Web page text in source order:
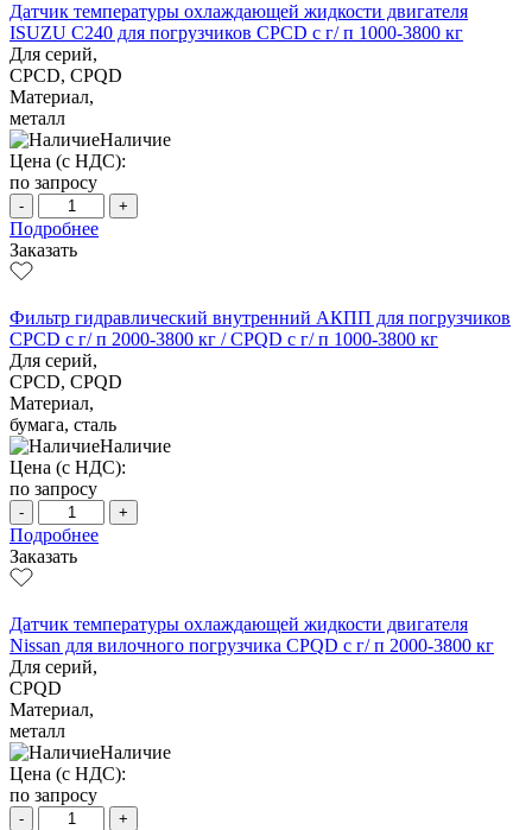
Датчик температуры охлаждающей жидкости двигателя
ISUZU C240 для погрузчиков CPCD с г/ п 1000-3800 кг
Для серий,
CPCD, CPQD
Материал,
металл
Наличие
Цена (с НДС):
по запросу
- +
Подробнее
Заказать
Фильтр гидравлический внутренний АКПП для погрузчиков
CPCD с г/ п 2000-3800 кг / CPQD с г/ п 1000-3800 кг
Для серий,
CPCD, CPQD
Материал,
бумага, сталь
Наличие
Цена (с НДС):
по запросу
- +
Подробнее
Заказать
Датчик температуры охлаждающей жидкости двигателя
Nissan для вилочного погрузчика CPQD с г/ п 2000-3800 кг
Для серий,
CPQD
Материал,
металл
Наличие
Цена (с НДС):
по запросу
- +